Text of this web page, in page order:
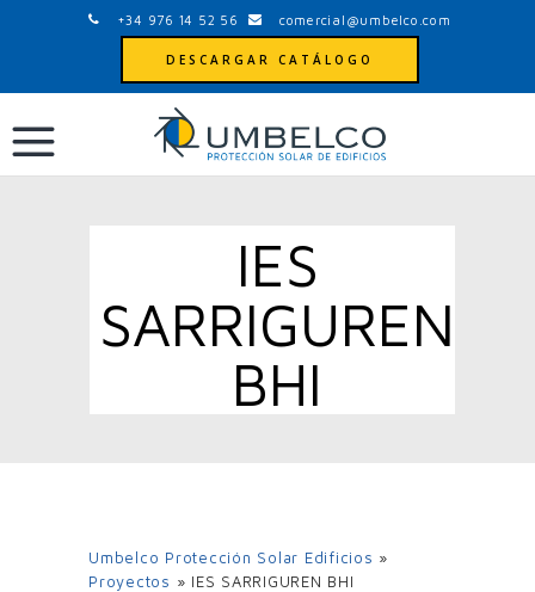
+34 976 14 52 56 comercial@umbelco.com
DESCARGAR CATÁLOGO
IES
SARRIGUREN
BHI
Umbelco Protección Solar Edificios »
Proyectos » IES SARRIGUREN BHI